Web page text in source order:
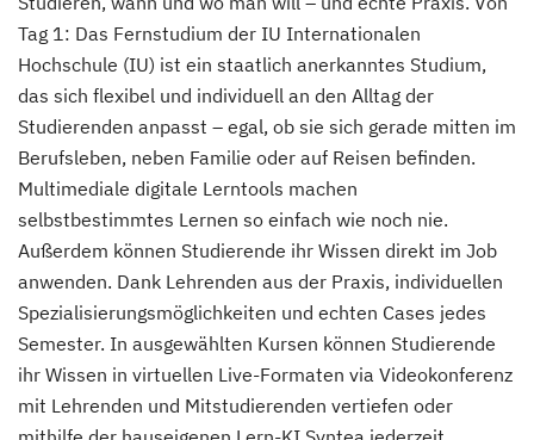
(Fernstudium)
Psychologie
(Fernstudium)
Public Management
(Fernstudium)
Public Management für
Verwaltungsfachangestellte
(Fernstudium)
Public Relations und Kommunikation
(Fernstudium)
Tag 1: Das Fernstudium der IU Internationalen
Hochschule (IU) ist ein staatlich anerkanntes Studium,
das sich flexibel und individuell an den Alltag der
Studierenden anpasst – egal, ob sie sich gerade mitten im
Berufsleben, neben Familie oder auf Reisen befinden.
Multimediale digitale Lerntools machen
selbstbestimmtes Lernen so einfach wie noch nie.
Außerdem können Studierende ihr Wissen direkt im Job
anwenden. Dank Lehrenden aus der Praxis, individuellen
Spezialisierungsmöglichkeiten und echten Cases jedes
Semester. In ausgewählten Kursen können Studierende
ihr Wissen in virtuellen Live-Formaten via Videokonferenz
mit Lehrenden und Mitstudierenden vertiefen oder